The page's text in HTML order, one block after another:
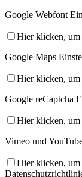
Google Webfont
Hier klicken, um
Google Maps
Hier klicken, um
Google reCaptcha
Hier klicken, um
Vimeo und
Hier klicken, um